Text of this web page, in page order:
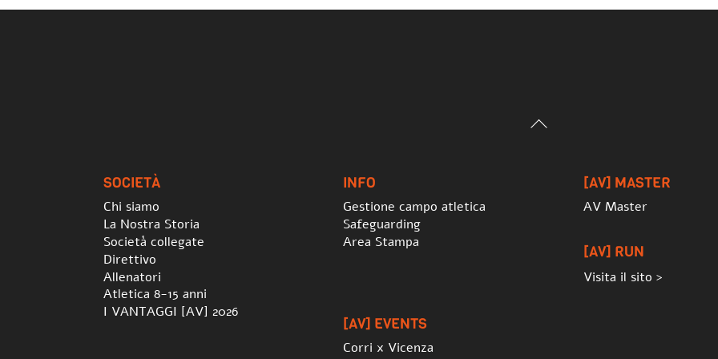
Back
SOCIETÀ
Chi siamo
La Nostra Storia
Società collegate
Direttivo
Allenatori
Atletica 8-15 anni
I VANTAGGI [AV] 2026
INFO
Gestione campo atletica
Safeguarding
Area Stampa
[AV] MASTER
AV Master
[AV] RUN
Visita il sito >
[AV] EVENTS
Corri x Vicenza